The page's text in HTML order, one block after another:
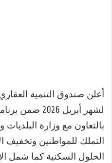
أعلن صندوق التنمية
لشهر أبريل
بالتعاون مع وزارة
التملك للمواطنين وتخفيف
الحلول السكنية كما شمل